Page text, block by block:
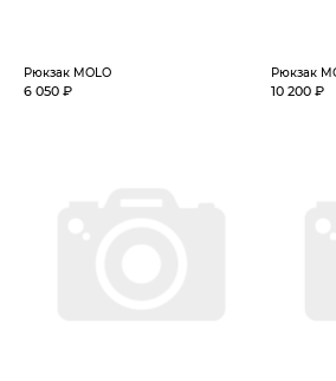
Рюкзак MOLO
6 050 ₽
Рюкзак
10 200 ₽